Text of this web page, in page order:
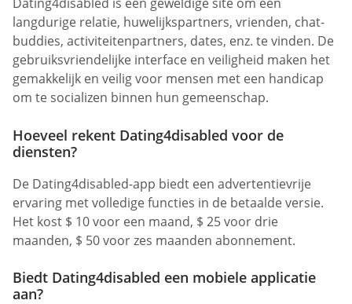
langdurige relatie, huwelijkspartners, vrienden, chat-
buddies, activiteitenpartners, dates, enz. te vinden. De
gebruiksvriendelijke interface en veiligheid maken het
gemakkelijk en veilig voor mensen met een handicap
om te socializen binnen hun gemeenschap.
Hoeveel rekent Dating4disabled voor de
diensten?
De Dating4disabled-app biedt een advertentievrije
ervaring met volledige functies in de betaalde versie.
Het kost $ 10 voor een maand, $ 25 voor drie
maanden, $ 50 voor zes maanden abonnement.
Biedt Dating4disabled een mobiele applicatie
aan?